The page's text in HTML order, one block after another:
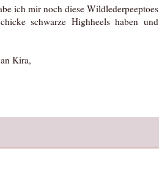
ich mir noch diese Wildlederpeeptoes
schwarze Highheels haben und
Kira,